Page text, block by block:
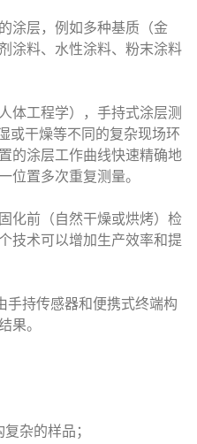
涂层，例如多种基质（金
涂料、水性涂料、粉末涂料
体工程学），手持式涂层测
或干燥等不同的复杂现场环
的涂层工作曲线快速精确地
位置多次重复测量。
化前（自然干燥或烘烤）检
技术可以增加生产效率和提
手持传感器和便携式终端构
果。
杂的样品；